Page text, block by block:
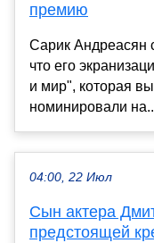
премию
Сарик Андреасян
что его
и мир", которая
номинировали
04:00, 22 Июл
Сын актера
предстоящей